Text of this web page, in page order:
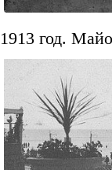
1913 год.